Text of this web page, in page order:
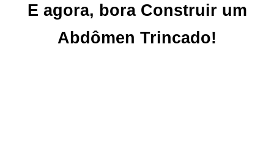
E agora, bora Construir um
Abdômen Trincado!